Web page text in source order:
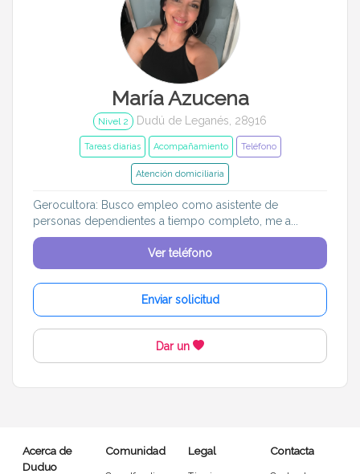
María Azucena
Nivel 2 Dudú de Leganés, 28916
Tareas diarias Acompañamiento Teléfono
Atención domiciliaria
Gerocultora: Busco empleo como asistente de
personas dependientes a tiempo completo, me a...
Ver teléfono
Enviar solicitud
Dar un
Acerca de
Duduo
Comunidad Legal Contacta